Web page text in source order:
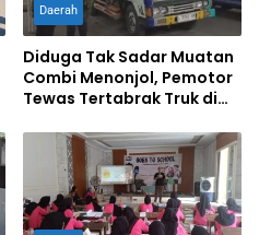
Daerah
Diduga Tak Sadar Muatan
Combi Menonjol, Pemotor
Tewas Tertabrak Truk di